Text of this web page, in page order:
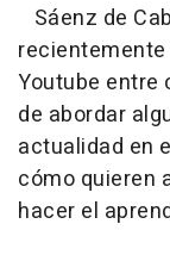
Sáenz de
Youtube entre
de abordar
actualidad en
cómo quieren
hacer el